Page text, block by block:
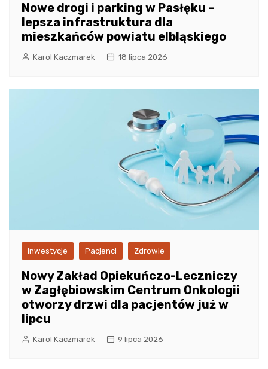
Nowe drogi i parking w Pasłęku –
lepsza infrastruktura dla
mieszkańców powiatu elbląskiego
Karol Kaczmarek 18 lipca 2026
Inwestycje Pacjenci Zdrowie
Nowy Zakład Opiekuńczo-Leczniczy
w Zagłębiowskim Centrum Onkologii
otworzy drzwi dla pacjentów już w
lipcu
Karol Kaczmarek 9 lipca 2026